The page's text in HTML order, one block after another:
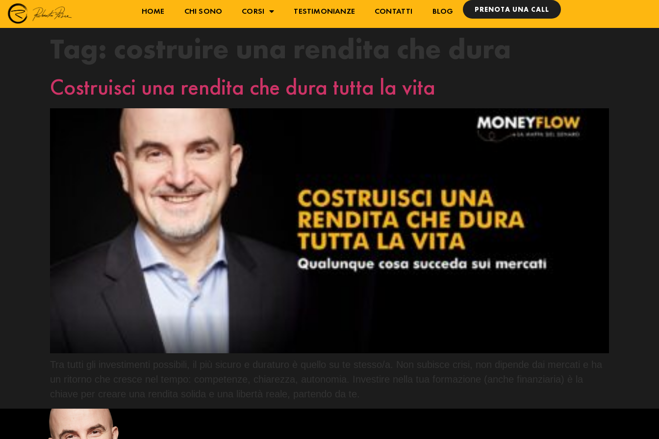
HOME CHI SONO CORSI TESTIMONIANZE CONTATTI BLOG PRENOTA UNA CALL
Tag: costruire una rendita che dura
Costruisci una rendita che dura tutta la vita
Tra tutti gli investimenti possibili, il più sicuro e duraturo è quello su te stesso/a. Non subisce crisi, non dipende dai mercati e ha
un ritorno che cresce nel tempo: competenze, chiarezza, autonomia. Investire nella tua formazione (anche finanziaria) è la
chiave per creare una rendita solida e una libertà reale, partendo da te.